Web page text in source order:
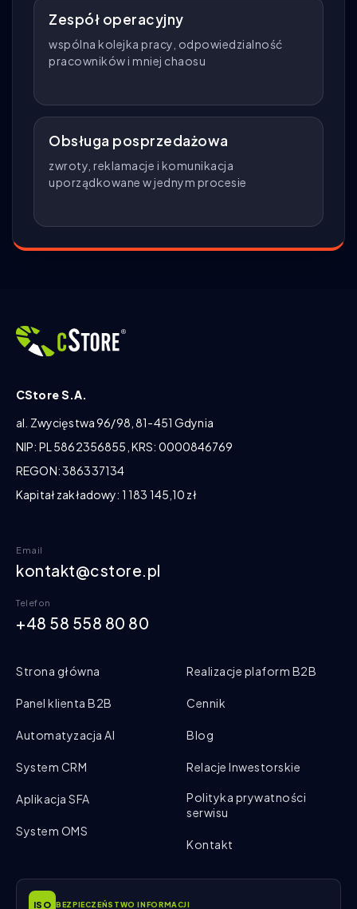
Zespół operacyjny
wspólna kolejka pracy, odpowiedzialność
pracowników i mniej chaosu
Obsługa posprzedażowa
zwroty, reklamacje i komunikacja
uporządkowane w jednym procesie
CStore S.A.
al. Zwycięstwa 96/98, 81-451 Gdynia
NIP: PL 5862356855, KRS: 0000846769
REGON: 386337134
Kapitał zakładowy: 1 183 145,10 zł
Email
kontakt@cstore.pl
Telefon
+48 58 558 80 80
Strona główna
Panel klienta B2B
Automatyzacja AI
System CRM
Aplikacja SFA
System OMS
Realizacje plaform B2B
Cennik
Blog
Relacje Inwestorskie
Polityka prywatności
serwisu
Kontakt
ISO BEZPIECZEŃSTWO INFORMACJI